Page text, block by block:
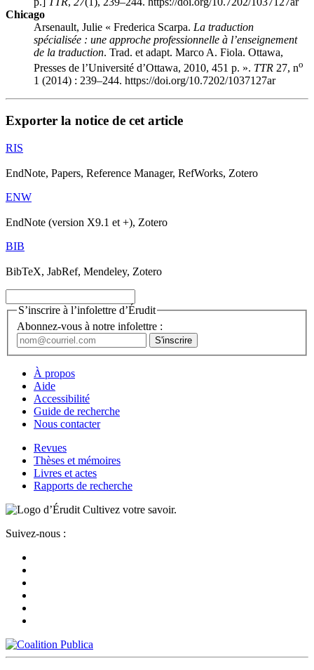
Chicago
Arsenault, Julie « Frederica Scarpa. La traduction
spécialisée : une approche professionnelle à l’enseignement
de la traduction. Trad. et adapt. Marco A. Fiola. Ottawa,
Presses de l’Université d’Ottawa, 2010, 451 p. ». TTR 27, no
1 (2014) : 239–244. https://doi.org/10.7202/1037127ar
Exporter la notice de cet article
RIS
EndNote, Papers, Reference Manager, RefWorks, Zotero
ENW
EndNote (version X9.1 et +), Zotero
BIB
BibTeX, JabRef, Mendeley, Zotero
S’inscrire à l’infolettre d’Érudit
Abonnez-vous à notre infolettre :
À propos
Aide
Accessibilité
Guide de recherche
Nous contacter
Revues
Thèses et mémoires
Livres et actes
Rapports de recherche
Cultivez votre savoir.
Suivez-nous :